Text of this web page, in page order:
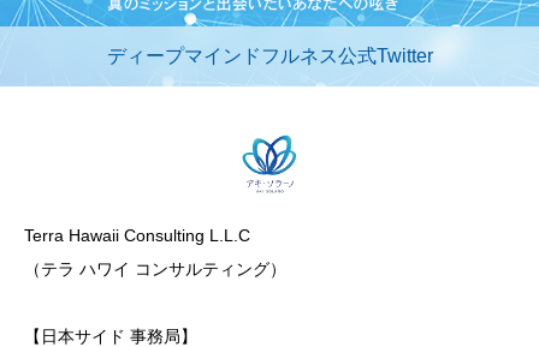
ディープマインドフルネス公式Twitter
Terra Hawaii Consulting L.L.C
（テラ ハワイ コンサルティング）
【日本サイド 事務局】